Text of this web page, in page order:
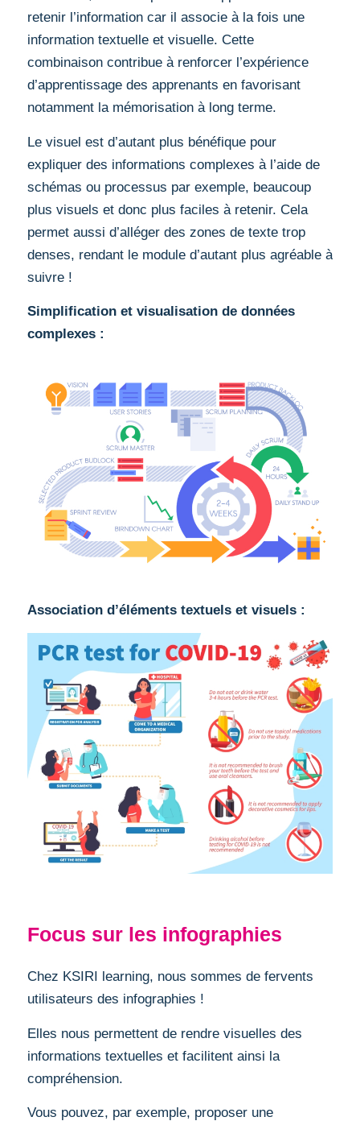
retenir l’information car il associe à la fois une
information textuelle et visuelle. Cette
combinaison contribue à renforcer l’expérience
d’apprentissage des apprenants en favorisant
notamment la mémorisation à long terme.
Le visuel est d’autant plus bénéfique pour
expliquer des informations complexes à l’aide de
schémas ou processus par exemple, beaucoup
plus visuels et donc plus faciles à retenir. Cela
permet aussi d’alléger des zones de texte trop
denses, rendant le module d’autant plus agréable à
suivre !
Simplification et visualisation de données
complexes :
Association d’éléments textuels et visuels :
Focus sur les infographies
Chez KSIRI learning, nous sommes de fervents
utilisateurs des infographies !
Elles nous permettent de rendre visuelles des
informations textuelles et facilitent ainsi la
compréhension.
Vous pouvez, par exemple, proposer une